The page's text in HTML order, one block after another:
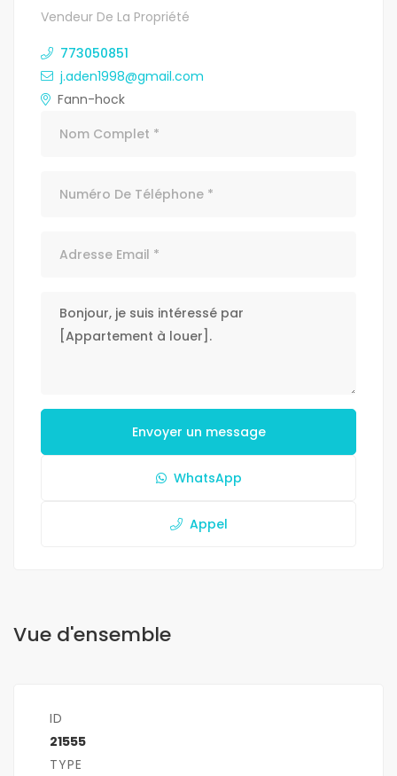
Vendeur De La Propriété
773050851
j.aden1998@gmail.com
Fann-hock
Envoyer un message
WhatsApp
Appel
Vue d'ensemble
ID
21555
TYPE